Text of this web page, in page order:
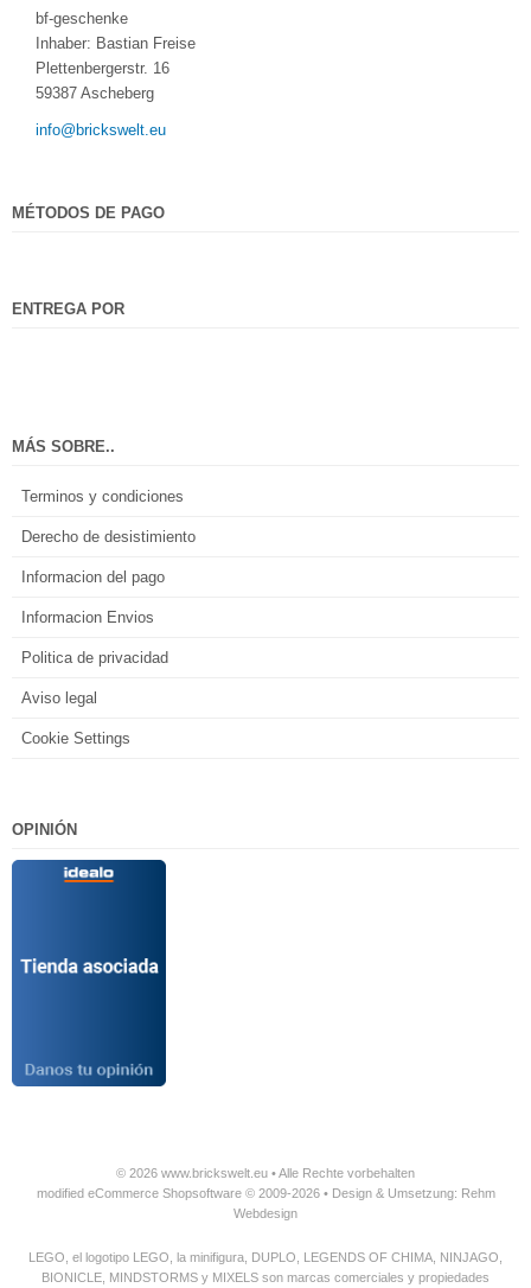
bf-geschenke
Inhaber: Bastian Freise
Plettenbergerstr. 16
59387 Ascheberg
info@brickswelt.eu
MÉTODOS DE PAGO
ENTREGA POR
MÁS SOBRE..
Terminos y condiciones
Derecho de desistimiento
Informacion del pago
Informacion Envios
Politica de privacidad
Aviso legal
Cookie Settings
OPINIÓN
© 2026 www.brickswelt.eu • Alle Rechte vorbehalten
modified eCommerce Shopsoftware © 2009-2026 • Design & Umsetzung: Rehm
Webdesign
LEGO, el logotipo LEGO, la minifigura, DUPLO, LEGENDS OF CHIMA, NINJAGO,
BIONICLE, MINDSTORMS y MIXELS son marcas comerciales y propiedades